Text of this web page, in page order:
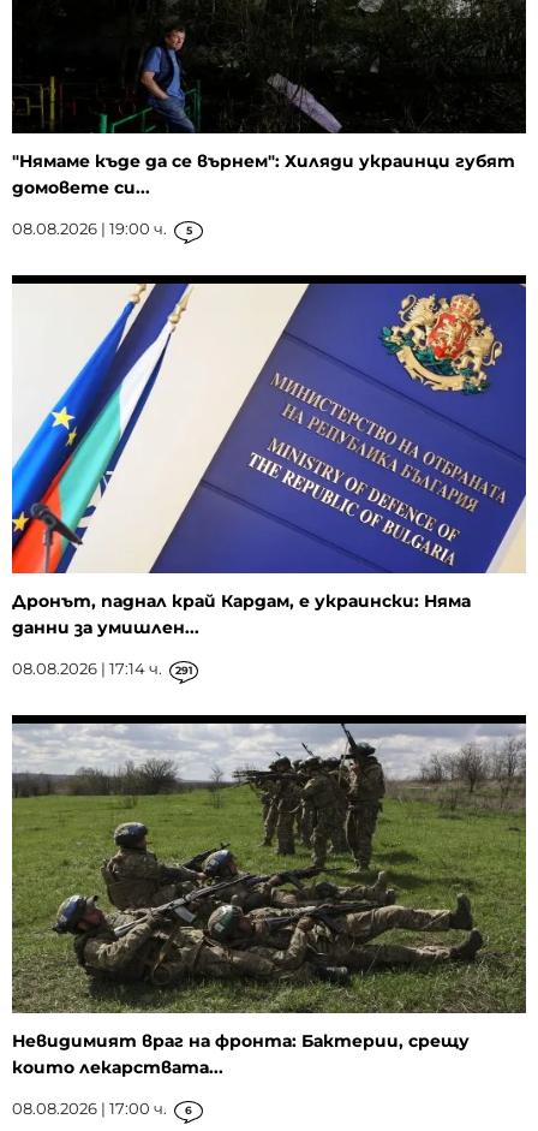
"Нямаме къде да се върнем": Хиляди украинци губят
домовете си...
08.08.2026 | 19:00 ч. 5
Дронът, паднал край Кардам, е украински: Няма
данни за умишлен...
08.08.2026 | 17:14 ч. 291
Невидимият враг на фронта: Бактерии, срещу
които лекарствата...
08.08.2026 | 17:00 ч. 6